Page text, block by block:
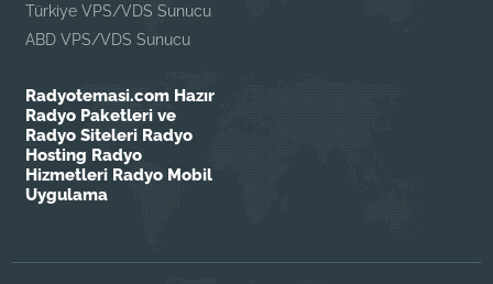
Türkiye VPS/VDS Sunucu
ABD VPS/VDS Sunucu
Radyotemasi.com Hazır
Radyo Paketleri ve
Radyo Siteleri Radyo
Hosting Radyo
Hizmetleri Radyo Mobil
Uygulama